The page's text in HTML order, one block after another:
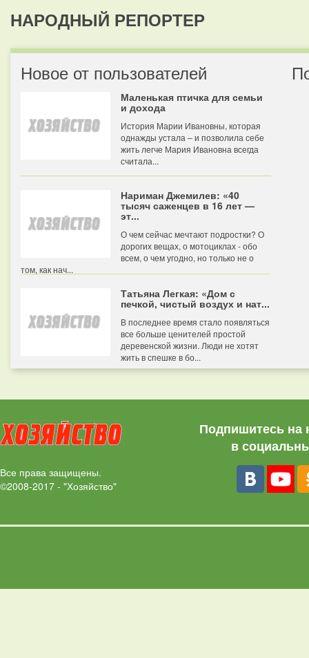
НАРОДНЫЙ РЕПОРТЕР
Новое от пользователей
Маленькая птичка для семьи
и дохода
История Марии Ивановны, которая
однажды устала – и позволила себе
жить легче Мария Ивановна всегда
считала...
Нариман Джемилев: «40
тысяч саженцев в 16 лет —
эт...
О чем сейчас мечтают подростки? О
дорогих вещах, о мотоциклах - обо
всем, о чем угодно, но только не о
том, как нач...
Татьяна Легкая: «Дом с
печкой, чистый воздух и нат...
В последнее время стало появляться
все больше ценителей простой
деревенской жизни. Люди не хотят
жить в спешке в бо...
Все права защищены.
©2008-2017 - "Хозяйство"
Подпишитесь на
в